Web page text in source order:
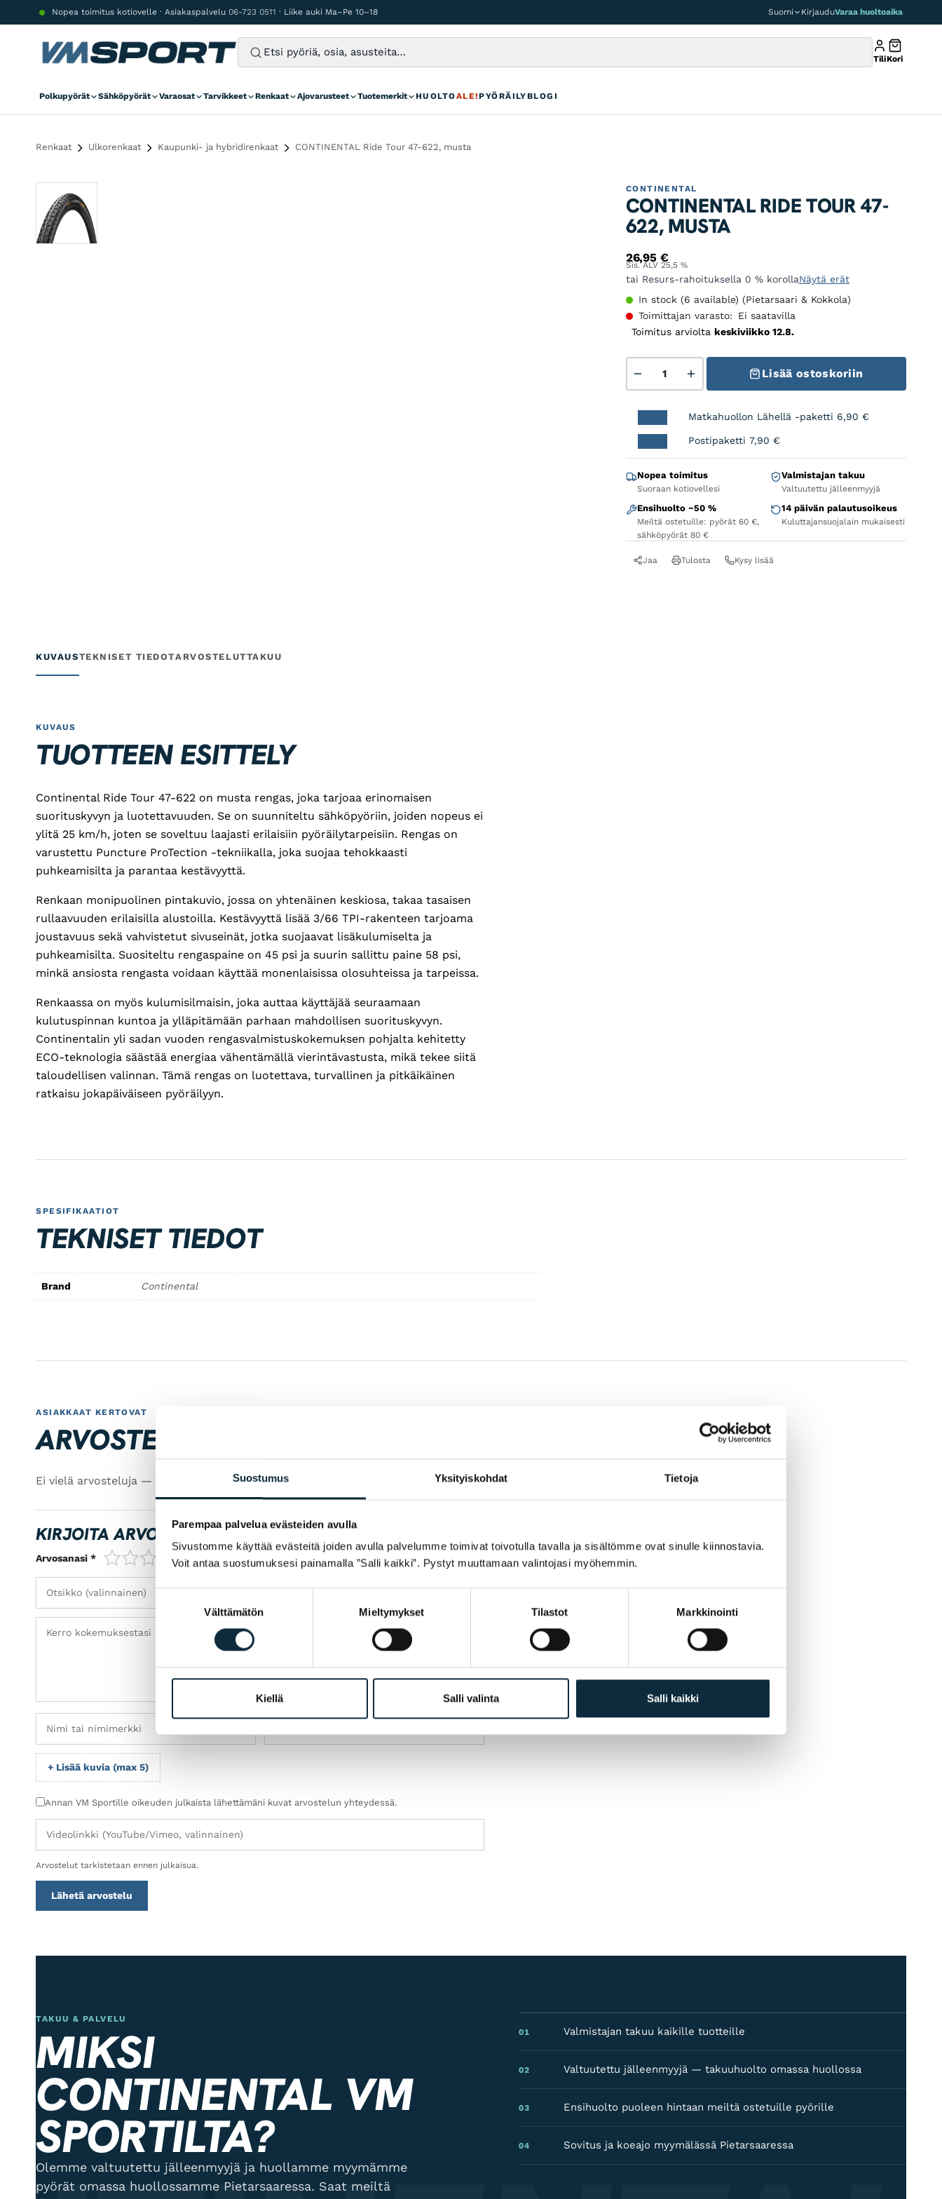
Suostumus Yksityiskohdat Tietoja
Parempaa palvelua evästeiden avulla
Sivustomme käyttää evästeitä joiden avulla palvelumme toimivat toivotulla tavalla ja sisältömme ovat sinulle kiinnostavia.
Voit antaa suostumuksesi painamalla ”Salli kaikki”. Pystyt muuttamaan valintojasi myöhemmin.
valinta
Välttämätön Mieltymykset Tilastot Markkinointi
Kiellä Salli valinta Salli kaikki
Siirry sisältöönNopea toimitus kotiovelle · Asiakaspalvelu 06-723 0511 · Liike auki Ma–Pe 10–18 Suomi KirjauduVaraa huoltoaika
TiliKori
Polkupyörät Sähköpyörät Varaosat Tarvikkeet Renkaat Ajovarusteet Tuotemerkit HUOLTOALE!PYÖRÄILYBLOGI
Renkaat Ulkorenkaat Kaupunki- ja hybridirenkaat CONTINENTAL Ride Tour 47-622, musta
CONTINENTAL
CONTINENTAL RIDE TOUR 47-
622, MUSTA
26,95 €
Sis. ALV 25,5 %
tai Resurs-rahoituksella 0 % korollaNäytä erät
In stock (6 available) (Pietarsaari & Kokkola)
Toimittajan varasto:
Ei saatavilla
Toimitus arviolta keskiviikko 12.8.
Lisää ostoskoriin
Matkahuollon Lähellä -paketti 6,90 €
Postipaketti 7,90 €
Nopea toimitus
Suoraan kotiovellesi
Valmistajan takuu
Valtuutettu jälleenmyyjä
Ensihuolto −50 %
Meiltä ostetuille: pyörät 60 €,
sähköpyörät 80 €
14 päivän palautusoikeus
Kuluttajansuojalain mukaisesti
Jaa Tulosta Kysy lisää
KUVAUSTEKNISET TIEDOTARVOSTELUTTAKUU
KUVAUS
TUOTTEEN ESITTELY
Continental Ride Tour 47-622 on musta rengas, joka tarjoaa erinomaisen
suorituskyvyn ja luotettavuuden. Se on suunniteltu sähköpyöriin, joiden nopeus ei
ylitä 25 km/h, joten se soveltuu laajasti erilaisiin pyöräilytarpeisiin. Rengas on
varustettu Puncture ProTection -tekniikalla, joka suojaa tehokkaasti
puhkeamisilta ja parantaa kestävyyttä.
Renkaan monipuolinen pintakuvio, jossa on yhtenäinen keskiosa, takaa tasaisen
rullaavuuden erilaisilla alustoilla. Kestävyyttä lisää 3/66 TPI-rakenteen tarjoama
joustavuus sekä vahvistetut sivuseinät, jotka suojaavat lisäkulumiselta ja
puhkeamisilta. Suositeltu rengaspaine on 45 psi ja suurin sallittu paine 58 psi,
minkä ansiosta rengasta voidaan käyttää monenlaisissa olosuhteissa ja tarpeissa.
Renkaassa on myös kulumisilmaisin, joka auttaa käyttäjää seuraamaan
kulutuspinnan kuntoa ja ylläpitämään parhaan mahdollisen suorituskyvyn.
Continentalin yli sadan vuoden rengasvalmistuskokemuksen pohjalta kehitetty
ECO-teknologia säästää energiaa vähentämällä vierintävastusta, mikä tekee siitä
taloudellisen valinnan. Tämä rengas on luotettava, turvallinen ja pitkäikäinen
ratkaisu jokapäiväiseen pyöräilyyn.
SPESIFIKAATIOT
TEKNISET TIEDOT
Brand Continental
ASIAKKAAT KERTOVAT
ARVOSTELUT
Ei vielä arvosteluja — ole ensimmäinen!
KIRJOITA ARVOSTELU
Arvosanasi * 1/5 2/5
+ Lisää kuvia (max 5)
Annan VM Sportille oikeuden julkaista lähettämäni kuvat arvostelun yhteydessä.
Arvostelut tarkistetaan ennen julkaisua.
Lähetä arvostelu
TAKUU & PALVELU
MIKSI
CONTINENTAL VM
SPORTILTA?
Olemme valtuutettu jälleenmyyjä ja huollamme myymämme
pyörät omassa huollossamme Pietarsaaressa. Saat meiltä
01 Valmistajan takuu kaikille tuotteille
02 Valtuutettu jälleenmyyjä — takuuhuolto omassa huollossa
03 Ensihuolto puoleen hintaan meiltä ostetuille pyörille
04 Sovitus ja koeajo myymälässä Pietarsaaressa